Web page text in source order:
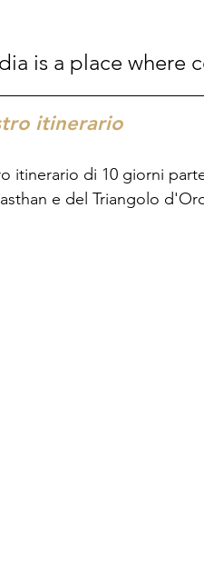
is a place where
itinerario
itinerario di 10 giorni
e del Triangolo